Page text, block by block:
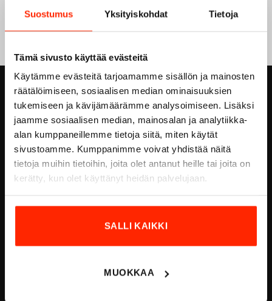
Suostumus Yksityiskohdat Tietoja
Tämä sivusto käyttää evästeitä
Käytämme evästeitä tarjoamamme sisällön ja mainosten
räätälöimiseen, sosiaalisen median ominaisuuksien
tukemiseen ja kävijämäärämme analysoimiseen. Lisäksi
jaamme sosiaalisen median, mainosalan ja analytiikka-
alan kumppaneillemme tietoja siitä, miten käytät
sivustoamme. Kumppanimme voivat yhdistää näitä
tietoja muihin tietoihin, joita olet antanut heille tai joita on
kerätty, kun olet käyttänyt heidän palvelujaan.
SALLI KAIKKI
MUOKKAA
149,00
on
useampi
muunnelma.
tehdä
valinnat
tuotteen
sivulla.
ORIGOPRO OY
Höyläämötie 18 A
FI-00380 HELSINKI
FINLAND
Email:info@origopro.com
+3584578340002
ASIAKASPALVELU